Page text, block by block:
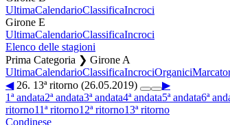
UltimaCalendarioClassificaIncroci
Girone E
UltimaCalendarioClassificaIncroci
Elenco delle stagioni
Prima Categoria ❯ Girone A
UltimaCalendarioClassificaIncrociOrganici
◀26. 13ª ritorno (26.05.2019)
▶
1ª andata2ª andata3ª andata4ª andata5ª andata6ª
ritorno11ª ritorno12ª ritorno13ª ritorno
Condinese